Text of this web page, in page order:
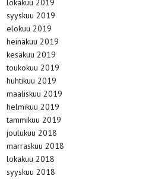
lokakuu 2019
syyskuu 2019
elokuu 2019
heinäkuu 2019
kesäkuu 2019
toukokuu 2019
huhtikuu 2019
maaliskuu 2019
helmikuu 2019
tammikuu 2019
joulukuu 2018
marraskuu 2018
lokakuu 2018
syyskuu 2018